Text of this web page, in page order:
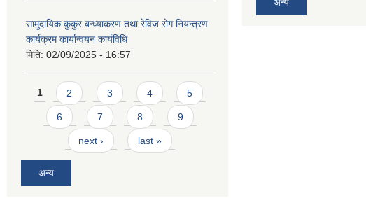
सामुदायिक कुकुर बन्ध्याकरण तथा रेविज रोग नियन्त्रण
कार्यक्रम कार्यान्वयन कार्यविधि
मिति: 02/09/2025 - 16:57
Pages
1 2 3 4 5
6 7 8 9
next › last »
अन्य